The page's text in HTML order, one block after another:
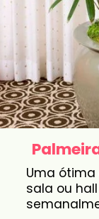
Uma
sala ou